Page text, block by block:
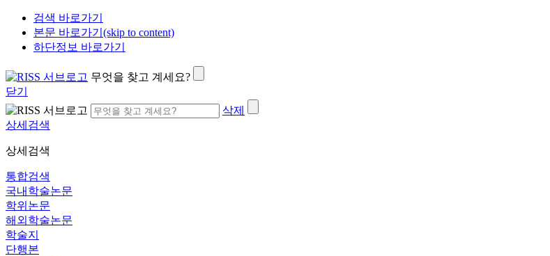
검색 바로가기
본문 바로가기(skip to content)
하단정보 바로가기
무엇을 찾고 계세요?
닫기
삭제
상세검색
상세검색
통합검색
국내학술논문
학위논문
해외학술논문
학술지
단행본